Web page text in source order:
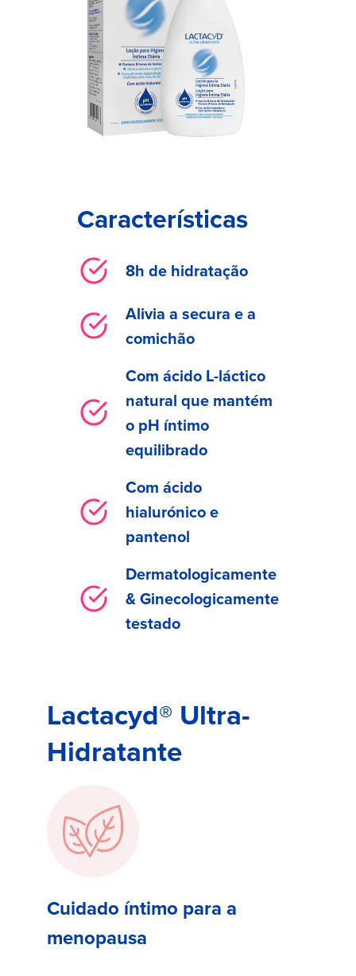
Características
8h de hidratação
Alivia a secura e a
comichão
Com ácido L-láctico
natural que mantém
o pH íntimo
equilibrado
Com ácido
hialurónico e
pantenol
Dermatologicamente
& Ginecologicamente
testado
Lactacyd® Ultra-
Hidratante
Cuidado íntimo para a
menopausa